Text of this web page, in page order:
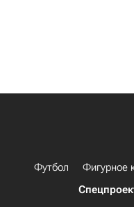
Футбол Фигурное